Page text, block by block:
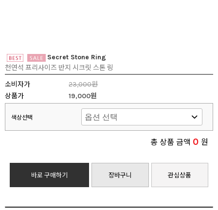
Secret Stone Ring
천연석 프리사이즈 반지 시크릿 스톤 링
소비자가
23,000원
상품가
19,000원
색상선택
총 상품 금액 0 원
바로 구매하기 장바구니 관심상품